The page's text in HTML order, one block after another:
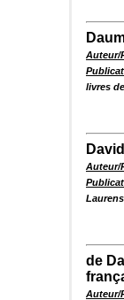
Auteur/
livres
Auteur/
de
Auteur/